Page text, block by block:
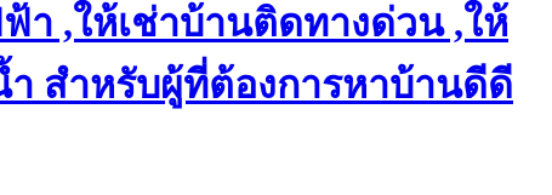
า ,ให้เช่าบ้านติดทางด่วน ,ให้
ำ สำหรับผู้ที่ต้องการหาบ้านดีดี